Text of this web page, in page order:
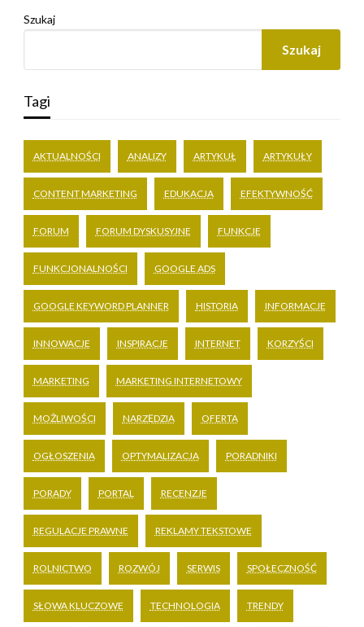
Szukaj
Szukaj
Tagi
AKTUALNOŚCI ANALIZY ARTYKUŁ ARTYKUŁY
CONTENT MARKETING EDUKACJA EFEKTYWNOŚĆ
FORUM FORUM DYSKUSYJNE FUNKCJE
FUNKCJONALNOŚCI GOOGLE ADS
GOOGLE KEYWORD PLANNER HISTORIA INFORMACJE
INNOWACJE INSPIRACJE INTERNET KORZYŚCI
MARKETING MARKETING INTERNETOWY
MOŻLIWOŚCI NARZĘDZIA OFERTA
OGŁOSZENIA OPTYMALIZACJA PORADNIKI
PORADY PORTAL RECENZJE
REGULACJE PRAWNE REKLAMY TEKSTOWE
ROLNICTWO ROZWÓJ SERWIS SPOŁECZNOŚĆ
SŁOWA KLUCZOWE TECHNOLOGIA TRENDY